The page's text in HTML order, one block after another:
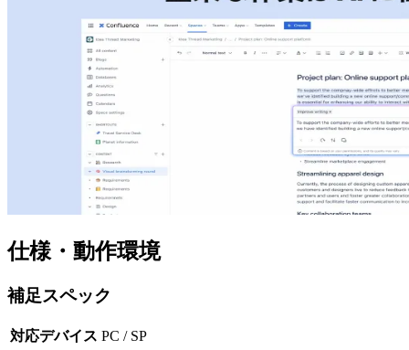
仕様・動作環境
補足スペック
対応デバイス PC / SP